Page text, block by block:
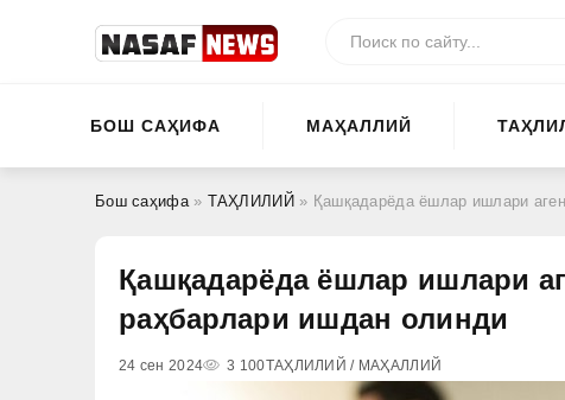
БОШ САҲИФА МАҲАЛЛИЙ
Бош саҳифа» ТАҲЛИЛИЙ » Қашқадарёда ёшлар ишлари
Қашқадарёда ёшлар ишлари
раҳбарлари ишдан олинди
24 сен 2024 3 100ТАҲЛИЛИЙ / МАҲАЛЛИЙ